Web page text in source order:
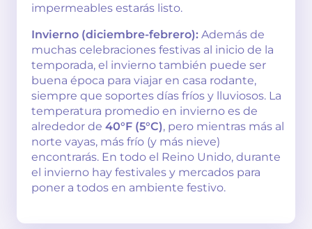
impermeables estarás listo.
Invierno (diciembre-febrero): Además de
muchas celebraciones festivas al inicio de la
temporada, el invierno también puede ser
buena época para viajar en casa rodante,
siempre que soportes días fríos y lluviosos. La
temperatura promedio en invierno es de
alrededor de 40°F (5°C), pero mientras más al
norte vayas, más frío (y más nieve)
encontrarás. En todo el Reino Unido, durante
el invierno hay festivales y mercados para
poner a todos en ambiente festivo.